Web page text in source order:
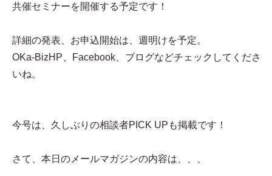
共催セミナーを開催する予定です！
詳細の発表、お申込開始は、週明けを予定。
OKa-BizHP、Facebook、ブログなどチェックしてくださ
いね。
今号は、久しぶりの相談者PICK UPも掲載です！
さて、本日のメールマガジンの内容は、、、